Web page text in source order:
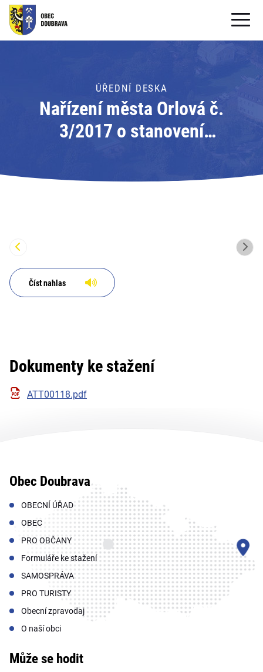
OBECNÍ ÚŘAD
PRO OBČANY
Formuláře ke stažení
PRO TURISTY
ÚŘEDNÍ DESKA
Nařízení města Orlová č.
3/2017 o stanovení
městské hromadné dopravě
Číst nahlas
Dokumenty ke stažení
ATT00118.pdf
Obec Doubrava
OBECNÍ ÚŘAD
OBEC
PRO OBČANY
Formuláře ke stažení
SAMOSPRÁVA
PRO TURISTY
Obecní zpravodaj
O naší obci
Může se hodit